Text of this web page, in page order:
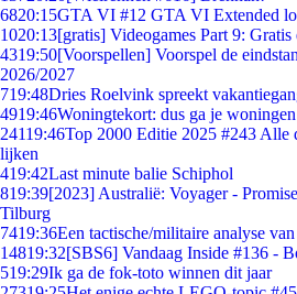
6820:15GTA VI #12 GTA VI Extended
1020:13[gratis] Videogames Part 9:
4319:50[Voorspellen] Voorspel de
2026/2027
719:48Dries Roelvink spreekt
4919:46Woningtekort: dus ga je
24119:46Top 2000 Editie 2025 #243 Alle
lijken
419:42Last minute balie Schiphol
819:39[2023] Australië: Voyager -
Tilburg
7419:36Een tactische/militaire analyse
14819:32[SBS6] Vandaag Inside #136 -
519:29Ik ga de fok-toto winnen dit jaar